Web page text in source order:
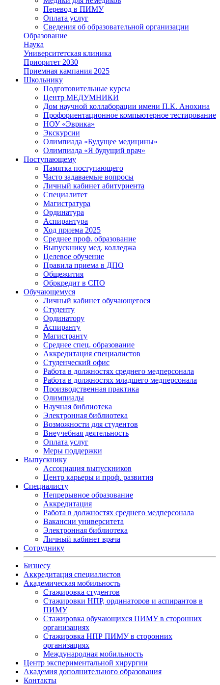
Перевод в ПИМУ
Оплата услуг
Сведения об образовательной организации
Образование
Наука
Университетская клиника
Приоритет 2030
Приемная кампания 2025
Школьнику
Подготовительные курсы
Центр МЕДУМНИКИ
Дом научной коллаборации имени П.К. Анохина
Профориентационное компьютерное тестирование
НОУ «Эврика»
Экскурсии
Олимпиада «Будущее медицины»
Олимпиада «Я будущий врач»
Поступающему
Памятка поступающего
Часто задаваемые вопросы
Личный кабинет абитуриента
Специалитет
Магистратура
Ординатура
Аспирантура
Ход приема 2025
Среднее проф. образование
Выпускнику мед. колледжа
Целевое обучение
Правила приема в ДПО
Общежития
Обркредит в СПО
Обучающемуся
Личный кабинет обучающегося
Студенту
Ординатору
Аспиранту
Магистранту
Среднее спец. образование
Аккредитация специалистов
Студенческий офис
Работа в должностях среднего медперсонала
Работа в должностях младшего медперсонала
Производственная практика
Олимпиады
Научная библиотека
Электронная библиотека
Возможности для студентов
Внеучебная деятельность
Оплата услуг
Меры поддержки
Выпускнику
Ассоциация выпускников
Центр карьеры и проф. развития
Специалисту
Непрерывное образование
Аккредитация
Работа в должностях среднего медперсонала
Вакансии университета
Электронная библиотека
Личный кабинет врача
Сотруднику
Бизнесу
Аккредитация специалистов
Академическая мобильность
Стажировка студентов
Стажировки НПР, ординаторов и аспирантов в
ПИМУ
Стажировка обучающихся ПИМУ в сторонних
организациях
Стажировка НПР ПИМУ в сторонних
организациях
Международная мобильность
Центр экспериментальной хирургии
Академия дополнительного образования
Контакты